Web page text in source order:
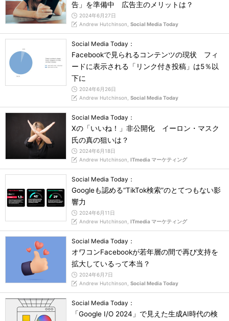
告」を準備中 広告主のメリットは？
2024年6月27日
Andrew Hutchinson, Social Media Today
Social Media Today：
Facebookで見られるコンテンツの現状 フィ
ードに表示される「リンク付き投稿」は5％以
下に
2024年6月26日
Andrew Hutchinson, Social Media Today
Social Media Today：
Xの「いいね！」非公開化 イーロン・マスク
氏の真の狙いは？
2024年6月18日
Andrew Hutchinson, ITmedia マーケティング
Social Media Today：
Googleも認める“TikTok検索”のとてつもない影
響力
2024年6月11日
Andrew Hutchinson, ITmedia マーケティング
Social Media Today：
オワコンFacebookが若年層の間で再び支持を
拡大しているって本当？
2024年6月7日
Andrew Hutchinson, Social Media Today
Social Media Today：
「Google I/O 2024」で見えた生成AI時代の検